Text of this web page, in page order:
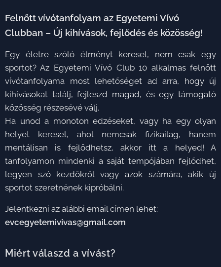
Felnőtt vívótanfolyam az Egyetemi Vívó
Clubban – Új kihívások, fejlődés és közösség!
Egy életre szóló élményt keresel, nem csak egy
sportot? Az Egyetemi Vívó Club 10 alkalmas felnőtt
vívótanfolyama most lehetőséget ad arra, hogy új
kihívásokat találj, fejleszd magad, és egy támogató
közösség részesévé válj.
Ha unod a monoton edzéseket, vagy ha egy olyan
helyet keresel, ahol nemcsak fizikailag, hanem
mentálisan is fejlődhetsz, akkor itt a helyed! A
tanfolyamon mindenki a saját tempójában fejlődhet,
legyen szó kezdőkről vagy azok számára, akik új
sportot szeretnének kipróbálni.
Jelentkezni az alábbi email címen lehet:
evcegyetemivivas@gmail.com
Miért válaszd a vívást?